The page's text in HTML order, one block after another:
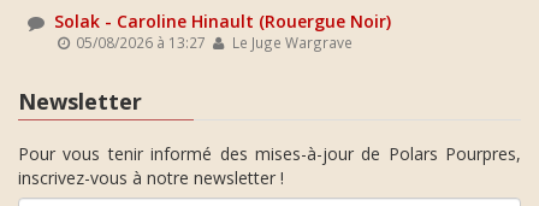
Solak - Caroline Hinault (Rouergue Noir)
05/08/2026 à 13:27 Le Juge Wargrave
Newsletter
Pour vous tenir informé des mises-à-jour de Polars Pourpres,
inscrivez-vous à notre newsletter !